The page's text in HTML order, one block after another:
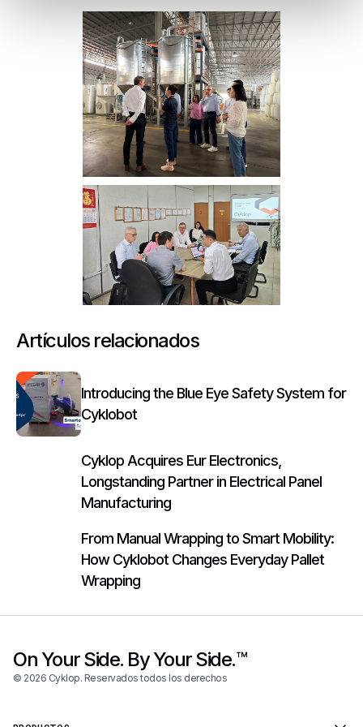
Artículos relacionados
Introducing the Blue Eye Safety System for
Cyklobot
Cyklop Acquires Eur Electronics,
Longstanding Partner in Electrical Panel
Manufacturing
From Manual Wrapping to Smart Mobility:
How Cyklobot Changes Everyday Pallet
Wrapping
On Your Side. By Your Side.™
© 2026 Cyklop. Reservados todos los derechos